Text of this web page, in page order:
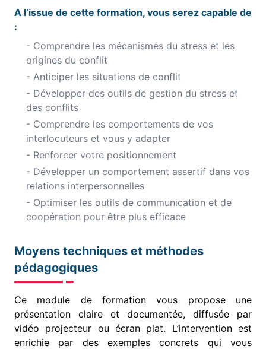
A l’issue de cette formation, vous serez capable de
:
- Comprendre les mécanismes du stress et les
origines du conflit
- Anticiper les situations de conflit
- Développer des outils de gestion du stress et
des conflits
- Comprendre les comportements de vos
interlocuteurs et vous y adapter
- Renforcer votre positionnement
- Développer un comportement assertif dans vos
relations interpersonnelles
- Optimiser les outils de communication et de
coopération pour être plus efficace
Moyens techniques et méthodes
pédagogiques
Ce module de formation vous propose une
présentation claire et documentée, diffusée par
vidéo projecteur ou écran plat. L’intervention est
enrichie par des exemples concrets qui vous